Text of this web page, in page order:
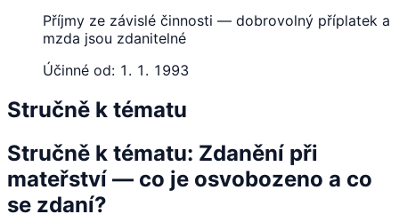
Příjmy ze závislé činnosti — dobrovolný příplatek a
mzda jsou zdanitelné
Účinné od: 1. 1. 1993
Stručně k tématu
Stručně k tématu: Zdanění při
mateřství — co je osvobozeno a co
se zdaní?